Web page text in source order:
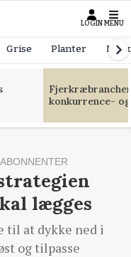
LOGIN MENU
Grise Planter
konkurrence-
lægges
til at dykke ned i
og tilpasse